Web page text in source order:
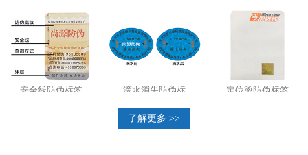
安全线防伪标签 滴水消失防伪标 定位烫防伪标签
了解更多 >>